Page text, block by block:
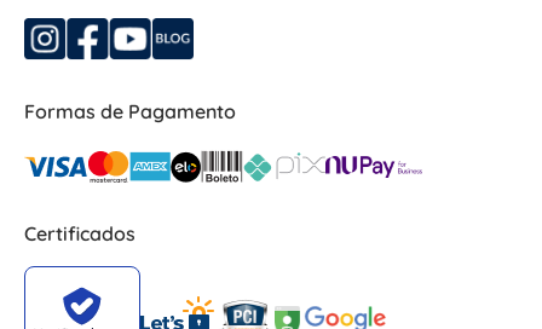
Formas de Pagamento
Certificados